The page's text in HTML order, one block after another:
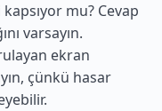
mu? Cevap
varsayın.
ekran
çünkü hasar